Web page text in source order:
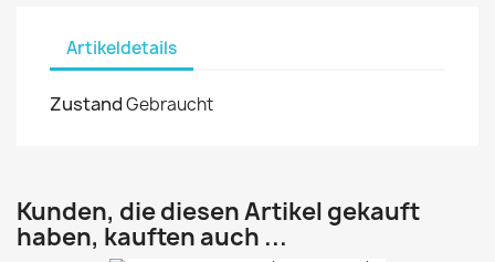
Artikeldetails
ZustandGebraucht
Kunden, die diesen Artikel gekauft
haben, kauften auch ...